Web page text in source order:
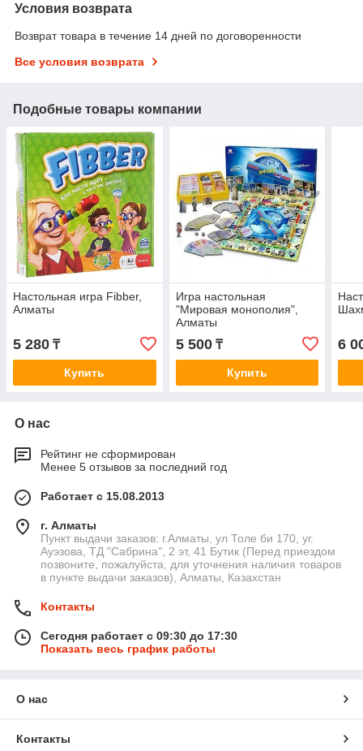
Условия возврата
Возврат товара в течение 14 дней по договоренности
Все условия возврата
Подобные товары компании
Настольная игра Fibber,
Алматы
5 280 ₸
Купить
Игра настольная
"Мировая монополия",
Алматы
5 500₸
Купить
6
О нас
Рейтинг не сформирован
Менее 5 отзывов за последний год
Работает с 15.08.2013
г. Алматы
Пункт выдачи заказов: г.Алматы, ул Толе би 170, уг.
Ауэзова, ТД "Сабрина", 2 эт, 41 Бутик (Перед приездом
позвоните, пожалуйста, для уточнения наличия товаров
в пункте выдачи заказов), Алматы, Казахстан
Контакты
Сегодня работает с 09:30 до 17:30
Показать весь график работы
О нас
Контакты